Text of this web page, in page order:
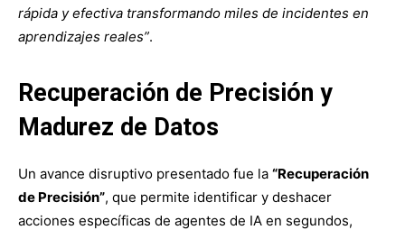
rápida y efectiva transformando miles de incidentes en
aprendizajes reales”.
Recuperación de Precisión y
Madurez de Datos
Un avance disruptivo presentado fue la “Recuperación
de Precisión”, que permite identificar y deshacer
acciones específicas de agentes de IA en segundos,